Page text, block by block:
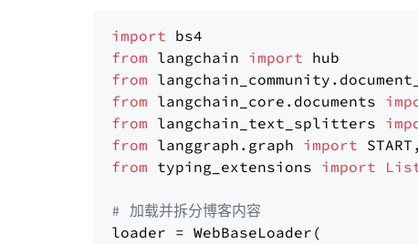
import
from langchain import
from
from langchain_core.documents
from langchain_text_splitters
from langgraph.graph import
from typing_extensions import
# 加载并拆分博客内容
loader = WebBaseLoader(